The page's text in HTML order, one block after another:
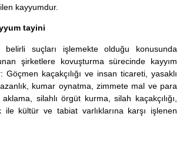
kayyumdur.
tayini
belirli suçları işlemekte olduğu konusunda
şirketlere kovuşturma sürecinde kayyım
kaçakçılığı ve insan ticareti, yasaklı
kumar oynatma, zimmete mal ve para
silahlı örgüt kurma, silah kaçakçılığı,
ile kültür ve tabiat varlıklarına karşı işlenen